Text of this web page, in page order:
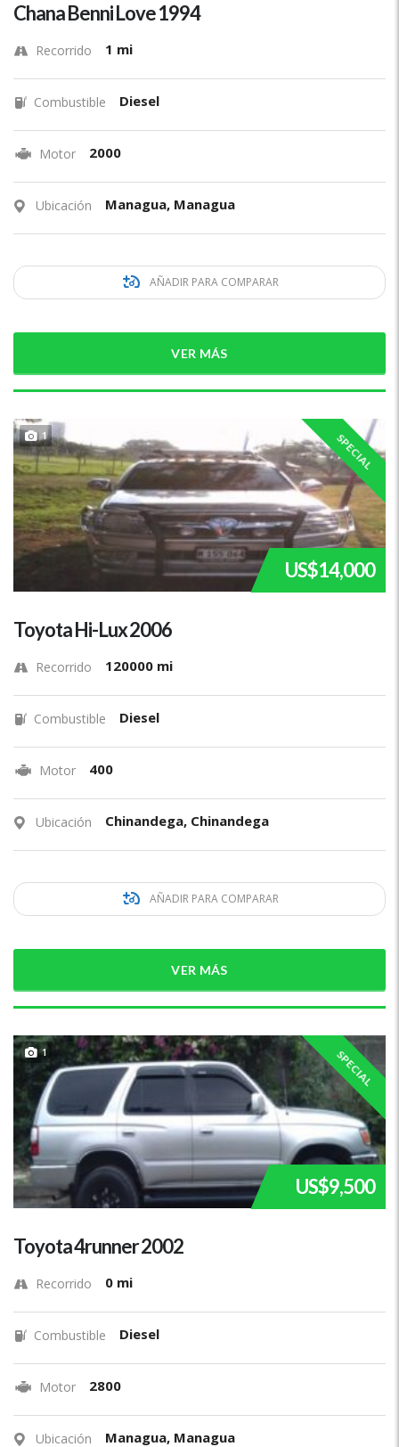
Chana Benni Love 1994
Recorrido 1 mi
Combustible Diesel
Motor 2000
Ubicación Managua, Managua
AÑADIR PARA COMPARAR
VER MÁS
1 SPECIAL
US$14,000
Toyota Hi-Lux 2006
Recorrido 120000 mi
Combustible Diesel
Motor 400
Ubicación Chinandega, Chinandega
AÑADIR PARA COMPARAR
VER MÁS
1 SPECIAL
US$9,500
Toyota 4runner 2002
Recorrido 0 mi
Combustible Diesel
Motor 2800
Ubicación Managua, Managua